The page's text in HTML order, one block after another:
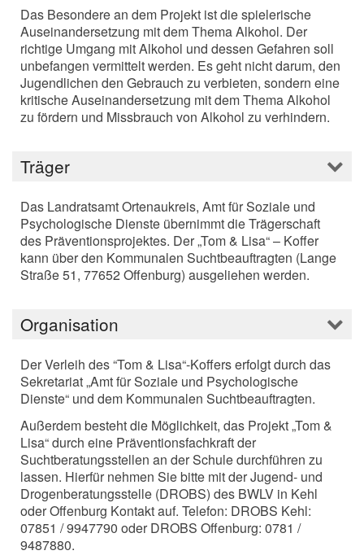
Das Besondere an dem Projekt ist die spielerische
Auseinandersetzung mit dem Thema Alkohol. Der
richtige Umgang mit Alkohol und dessen Gefahren soll
unbefangen vermittelt werden. Es geht nicht darum, den
Jugendlichen den Gebrauch zu verbieten, sondern eine
kritische Auseinandersetzung mit dem Thema Alkohol
zu fördern und Missbrauch von Alkohol zu verhindern.
Träger
Das Landratsamt Ortenaukreis, Amt für Soziale und
Psychologische Dienste übernimmt die Trägerschaft
des Präventionsprojektes. Der „Tom & Lisa“ – Koffer
kann über den Kommunalen Suchtbeauftragten (Lange
Straße 51, 77652 Offenburg) ausgeliehen werden.
Organisation
Der Verleih des “Tom & Lisa“-Koffers erfolgt durch das
Sekretariat „Amt für Soziale und Psychologische
Dienste“ und dem Kommunalen Suchtbeauftragten.
Außerdem besteht die Möglichkeit, das Projekt „Tom &
Lisa“ durch eine Präventionsfachkraft der
Suchtberatungsstellen an der Schule durchführen zu
lassen. Hierfür nehmen Sie bitte mit der Jugend- und
Drogenberatungsstelle (DROBS) des BWLV in Kehl
oder Offenburg Kontakt auf. Telefon: DROBS Kehl:
07851 / 9947790 oder DROBS Offenburg: 0781 /
9487880.